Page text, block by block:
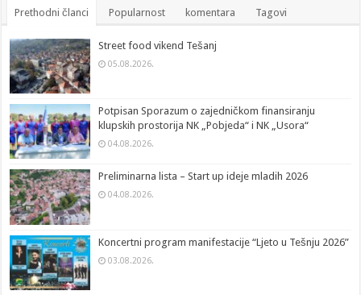
Prethodni članci Popularnost komentara Tagovi
Street food vikend Tešanj
05.08.2026.
Potpisan Sporazum o zajedničkom finansiranju
klupskih prostorija NK „Pobjeda“ i NK „Usora“
04.08.2026.
Preliminarna lista – Start up ideje mladih 2026
04.08.2026.
Koncertni program manifestacije “Ljeto u Tešnju 2026”
03.08.2026.